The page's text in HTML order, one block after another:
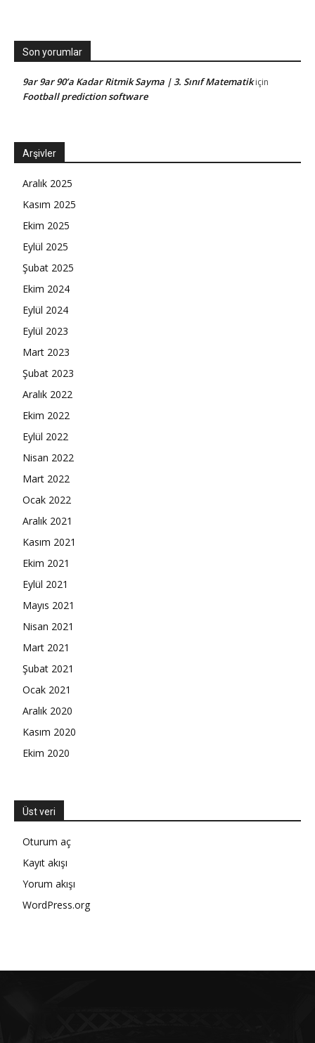
Son yorumlar
9ar 9ar 90’a Kadar Ritmik Sayma | 3. Sınıf Matematikiçin
Football prediction software
Arşivler
Aralık 2025
Kasım 2025
Ekim 2025
Eylül 2025
Şubat 2025
Ekim 2024
Eylül 2024
Eylül 2023
Mart 2023
Şubat 2023
Aralık 2022
Ekim 2022
Eylül 2022
Nisan 2022
Mart 2022
Ocak 2022
Aralık 2021
Kasım 2021
Ekim 2021
Eylül 2021
Mayıs 2021
Nisan 2021
Mart 2021
Şubat 2021
Ocak 2021
Aralık 2020
Kasım 2020
Ekim 2020
Üst veri
Oturum aç
Kayıt akışı
Yorum akışı
WordPress.org